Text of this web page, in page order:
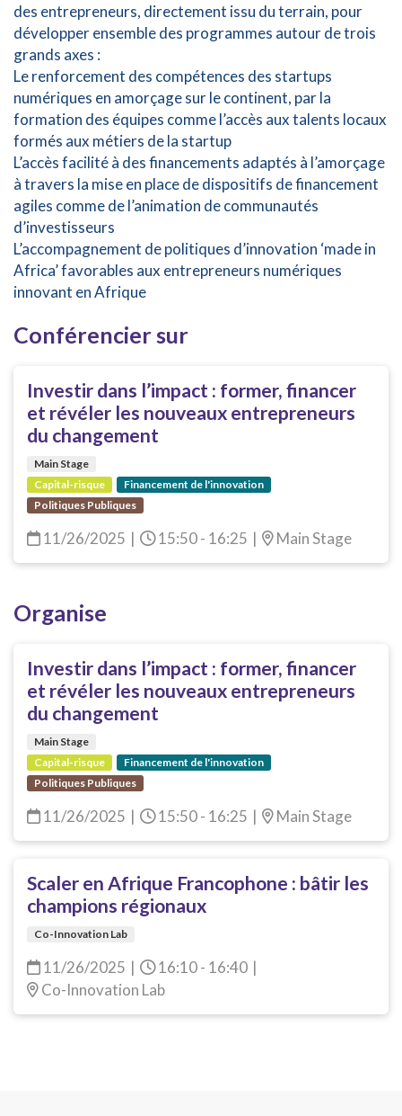
des entrepreneurs, directement issu du terrain, pour
développer ensemble des programmes autour de trois
grands axes :
Le renforcement des compétences des startups
numériques en amorçage sur le continent, par la
formation des équipes comme l’accès aux talents locaux
formés aux métiers de la startup
L’accès facilité à des financements adaptés à l’amorçage
à travers la mise en place de dispositifs de financement
agiles comme de l’animation de communautés
d’investisseurs
L’accompagnement de politiques d’innovation ‘made in
Africa’ favorables aux entrepreneurs numériques
innovant en Afrique
Conférencier sur
Investir dans l’impact : former, financer
et révéler les nouveaux entrepreneurs
du changement
Main Stage
Capital-risque
Financement de l'innovation
Politiques Publiques
11/26/2025 | 15:50 - 16:25 | Main Stage
Organise
Investir dans l’impact : former, financer
et révéler les nouveaux entrepreneurs
du changement
Main Stage
Capital-risque
Financement de l'innovation
Politiques Publiques
11/26/2025 | 15:50 - 16:25 | Main Stage
Scaler en Afrique Francophone : bâtir les
champions régionaux
Co-Innovation Lab
11/26/2025 | 16:10 - 16:40 |
Co-Innovation Lab